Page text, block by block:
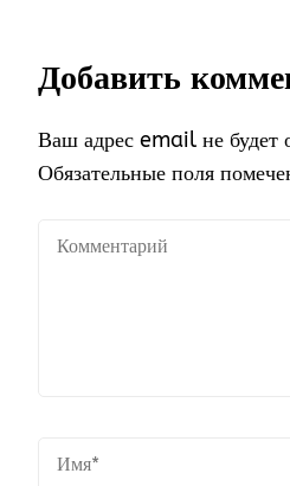
Добавить
Ваш адрес email не будет
Обязательные поля